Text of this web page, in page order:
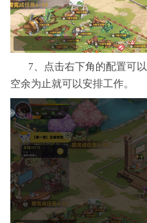
7、点击右下角的配置可
空余为止就可以安排工作。